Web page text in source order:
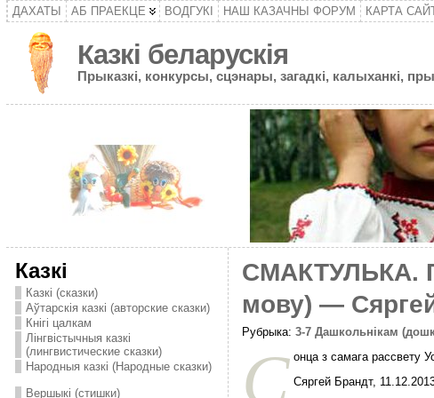
ДАХАТЫ АБ ПРАЕКЦЕ ВОДГУКІ НАШ КАЗАЧНЫ ФОРУМ КАРТА
Казкі беларускія
Прыказкі, конкурсы, сцэнары, загадкі, калыханкі,
Казкі
Казкі (сказки)
Аўтарскія казкі (авторские сказки)
Кнігі цалкам
Лінгвістычныя казкі
(лингвистические сказки)
Народныя казкі (Народные сказки)
Вершыкі (стишки)
СМАКТУЛЬКА.
мову) —
Рубрыка: 3-7 Дашкольнікам
С онца з самага рассвету
Сяргей Брандт,